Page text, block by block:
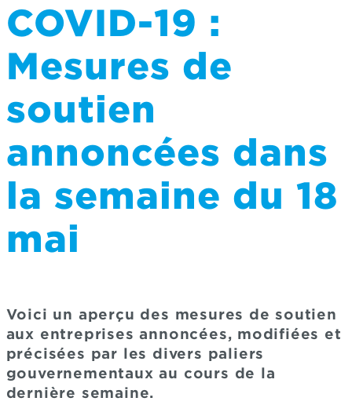
COVID-19 :
Mesures de
soutien
annoncées dans
la semaine du 18
mai
Voici un aperçu des mesures de soutien
aux entreprises annoncées, modifiées et
précisées par les divers paliers
gouvernementaux au cours de la
dernière semaine.